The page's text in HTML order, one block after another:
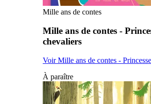
Mille ans de contes
Mille ans de contes -
chevaliers
Voir Mille ans de contes -
À paraître